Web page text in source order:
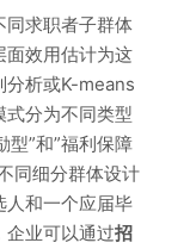
同求职者子群体
面效用估计为这
分析或K-means
分为不同类型
型”和”福利保障
同细分群体设计
人和一个应届毕
企业可以通过招